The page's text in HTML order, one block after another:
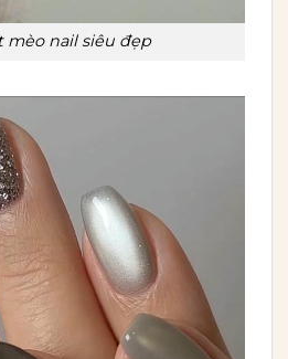
mèo nail siêu đẹp